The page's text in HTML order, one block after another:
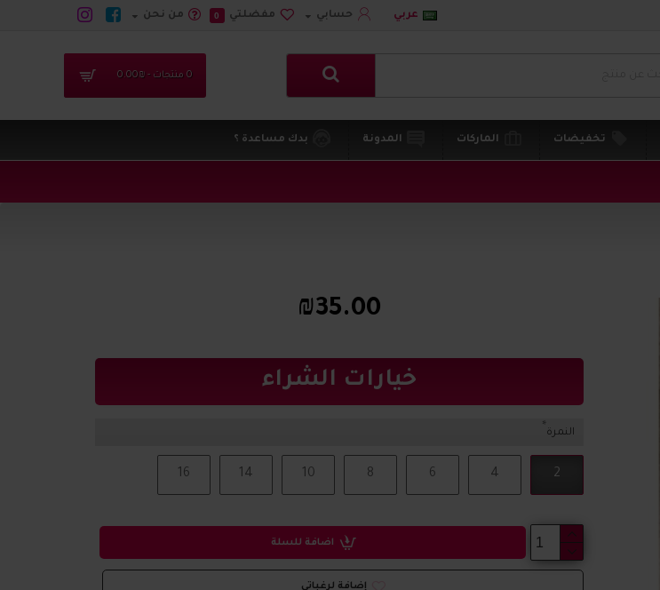
عربي حسابي مفضلتي 0 من نحن
0 منتجات - ₪0.00
تخفيضات الماركات المدونة بدك مساعدة ؟
₪35.00
خيارات الشراء
النمرة
2
4
6
8
10
14
16
اضافة للسلة
إضافة لرغباتي